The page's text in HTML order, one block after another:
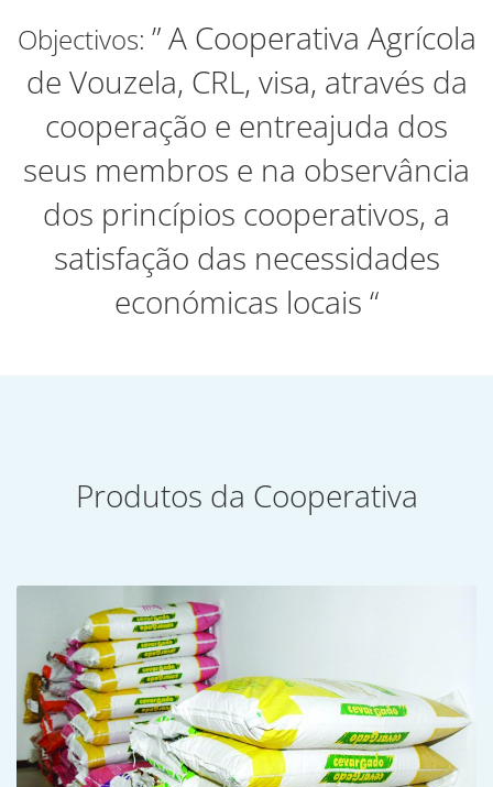
Objectivos: ” A Cooperativa Agrícola
de Vouzela, CRL, visa, através da
cooperação e entreajuda dos
seus membros e na observância
dos princípios cooperativos, a
satisfação das necessidades
económicas locais “
Produtos da Cooperativa